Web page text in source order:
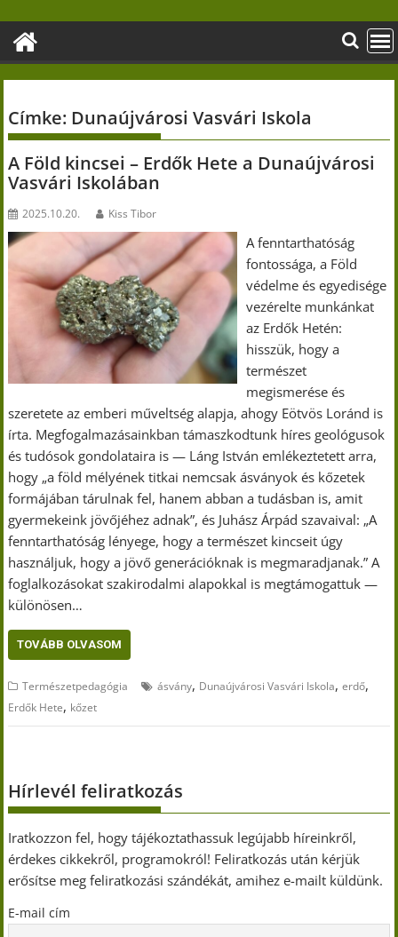
content
Címke: Dunaújvárosi Vasvári Iskola
A Föld kincsei – Erdők Hete a Dunaújvárosi
Vasvári Iskolában
2025.10.20. Kiss Tibor
A fenntarthatóság
fontossága, a Föld
védelme és egyedisége
vezérelte munkánkat
az Erdők Hetén:
hisszük, hogy a
természet
megismerése és
szeretete az emberi műveltség alapja, ahogy Eötvös Loránd is
írta. Megfogalmazásainkban támaszkodtunk híres geológusok
és tudósok gondolataira is — Láng István emlékeztetett arra,
hogy „a föld mélyének titkai nemcsak ásványok és kőzetek
formájában tárulnak fel, hanem abban a tudásban is, amit
gyermekeink jövőjéhez adnak”, és Juhász Árpád szavaival: „A
fenntarthatóság lényege, hogy a természet kincseit úgy
használjuk, hogy a jövő generációknak is megmaradjanak.” A
foglalkozásokat szakirodalmi alapokkal is megtámogattuk —
különösen…
TOVÁBB OLVASOM
Természetpedagógia ásvány, Dunaújvárosi Vasvári Iskola,erdő,
Erdők Hete, kőzet
Hírlevél feliratkozás
Iratkozzon fel, hogy tájékoztathassuk legújabb híreinkről,
érdekes cikkekről, programokról! Feliratkozás után kérjük
erősítse meg feliratkozási szándékát, amihez e-mailt küldünk.
E-mail cím